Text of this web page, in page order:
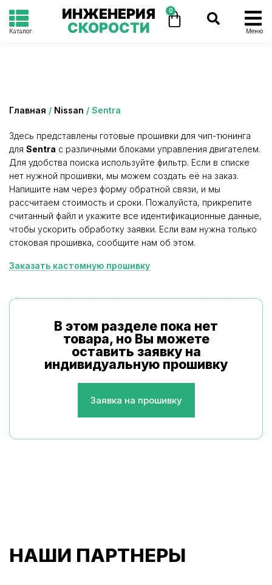
Каталог
ИНЖЕНЕРИЯ
СКОРОСТИ
0
Меню
Главная / Nissan / Sentra
Здесь представлены готовые прошивки для чип-тюнинга
для Sentra с различными блоками управления двигателем.
Для удобства поиска используйте фильтр. Если в списке
нет нужной прошивки, мы можем создать её на заказ.
Напишите нам через форму обратной связи, и мы
рассчитаем стоимость и сроки. Пожалуйста, прикрепите
считанный файл и укажите все идентификационные данные,
чтобы ускорить обработку заявки. Если вам нужна только
стоковая прошивка, сообщите нам об этом.
Заказать кастомную прошивку
В этом разделе пока нет
товара, но Вы можете
оставить заявку на
индивидуальную прошивку
Заявка на прошивку
НАШИ ПАРТНЕРЫ